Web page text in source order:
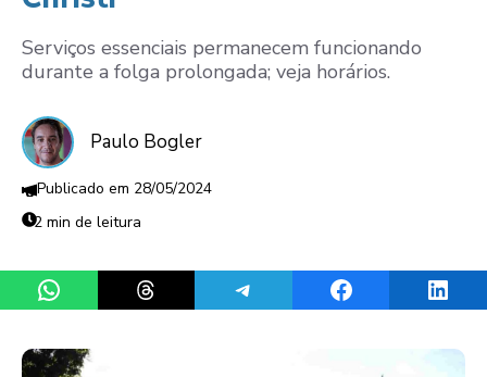
Serviços essenciais permanecem funcionando
durante a folga prolongada; veja horários.
Paulo Bogler
28/05/2024
2 min de leitura
Share on WhatsAppShare on ThreadsShare on TelegramShare on Facebook